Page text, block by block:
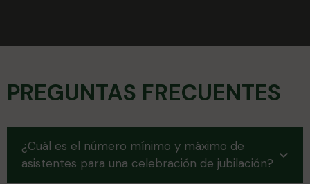
PREGUNTAS FRECUENTES
¿Cuál es el número mínimo y máximo de
asistentes para una celebración de jubilación?